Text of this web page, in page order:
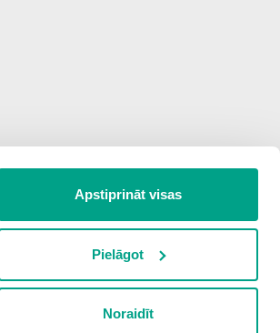
Apstiprināt visas
Pielāgot
Noraidīt